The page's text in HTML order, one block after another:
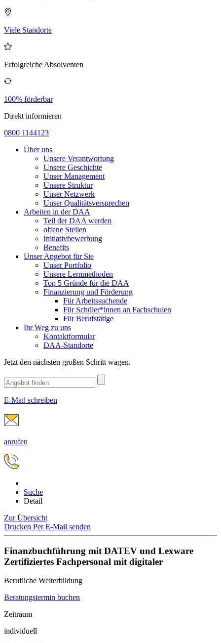
Viele Standorte
Erfolgreiche Absolventen
100% förderbar
Direkt informieren
0800 1144123
Über uns
Unsere Verantwortung
Unsere Geschichte
Unser Management
Unsere Struktur
Unser Netzwerk
Unser Qualitätsversprechen
Arbeiten in der DAA
Teil der DAA werden
offene Stellen
Initiativbewerbung
Benefits
Unser Angebot für Sie
Unser Portfolio
Unsere Lernmethoden
Top 5 Gründe für die DAA
Finanzierung und Förderung
Für Arbeitssuchende
Für Schüler*innen an Fachschulen
Für Berufstätige
Ihr Weg zu uns
Kontaktformular
DAA-Standorte
Jetzt den nächsten großen Schritt wagen.
E-Mail schreiben
anrufen
Suche
Detail
Zur Übersicht
Drucken Per E-Mail senden
Finanzbuchführung mit DATEV und Lexware
Zertifiziertes Fachpersonal mit digitaler
Berufliche Weiterbildung
Beratungstermin buchen
Zeitraum
individuell